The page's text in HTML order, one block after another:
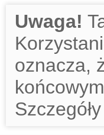
Uwaga!
oznacza,